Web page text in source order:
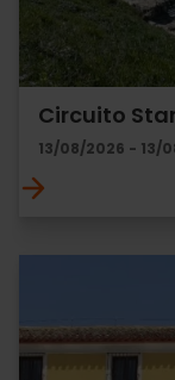
Circuito
13/08/2026 - 13/